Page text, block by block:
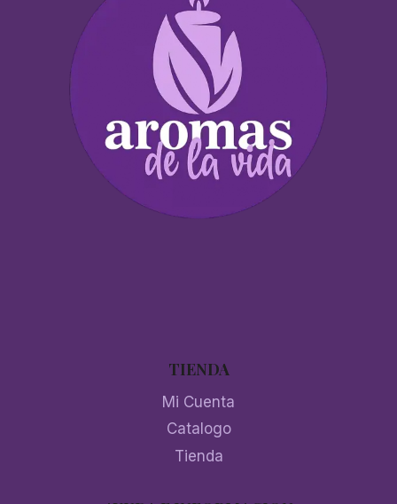
TIENDA
Mi Cuenta
Catalogo
Tienda